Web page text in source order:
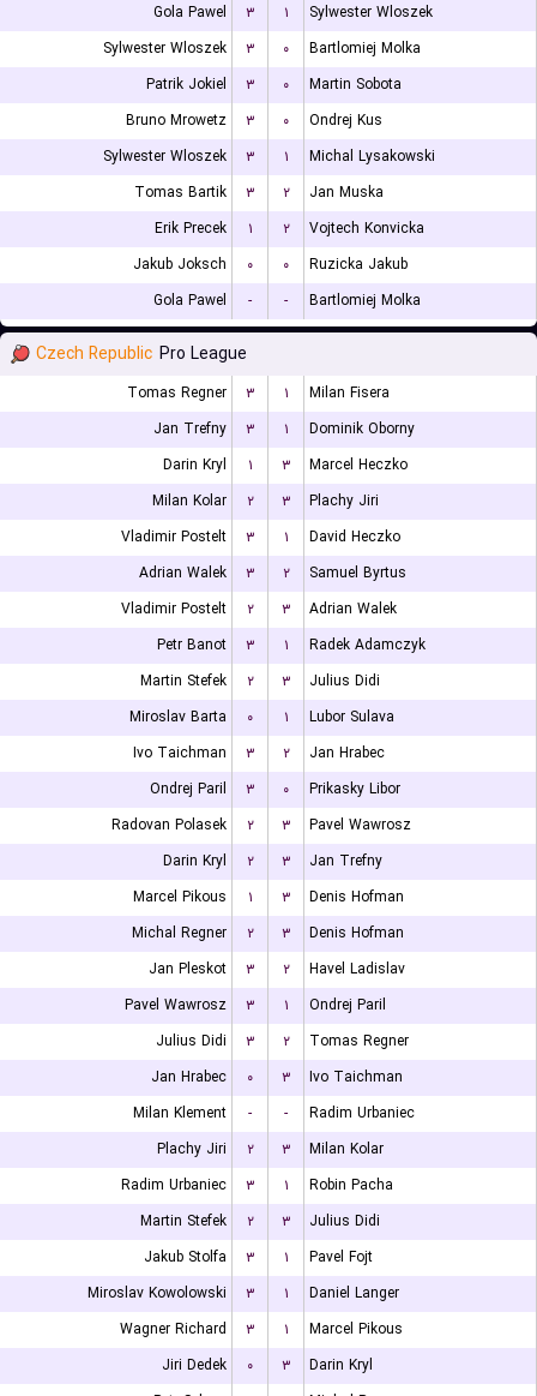
Gola Pawel
۳ ۱
Sylwester Wloszek
Sylwester Wloszek
۳ ۰
Bartlomiej Molka
Patrik Jokiel
۳ ۰
Martin Sobota
Bruno Mrowetz
۳ ۰
Ondrej Kus
Sylwester Wloszek
۳ ۱
Michal Lysakowski
Tomas Bartik
۳ ۲
Jan Muska
Erik Precek
۱ ۲
Vojtech Konvicka
Jakub Joksch
۰ ۰
Ruzicka Jakub
Gola Pawel
- - Bartlomiej Molka
Czech Republic Pro League
Tomas Regner ۳ ۱
Milan Fisera
Jan Trefny
۳ ۱
Dominik Oborny
Darin Kryl
۱ ۳
Marcel Heczko
Milan Kolar
۲ ۳
Plachy Jiri
Vladimir Postelt
۳ ۱
David Heczko
Adrian Walek
۳ ۲
Samuel Byrtus
Vladimir Postelt
۲ ۳
Adrian Walek
Petr Banot
۳ ۱
Radek Adamczyk
Martin Stefek
۲ ۳
Julius Didi
Miroslav Barta
۰ ۱
Lubor Sulava
Ivo Taichman
۳ ۲
Jan Hrabec
Ondrej Paril
۳ ۰
Prikasky Libor
Radovan Polasek
۲ ۳
Pavel Wawrosz
Darin Kryl
۲ ۳
Jan Trefny
Marcel Pikous
۱ ۳
Denis Hofman
Michal Regner
۲ ۳
Denis Hofman
Jan Pleskot
۳ ۲
Havel Ladislav
Pavel Wawrosz
۳ ۱
Ondrej Paril
Julius Didi
۳ ۲
Tomas Regner
Jan Hrabec
۰ ۳
Ivo Taichman
Milan Klement
- -
Radim Urbaniec
Plachy Jiri
۲ ۳
Milan Kolar
Radim Urbaniec
۳ ۱
Robin Pacha
Martin Stefek
۲ ۳
Julius Didi
Jakub Stolfa
۳ ۱
Pavel Fojt
Miroslav Kowolowski
۳ ۱
Daniel Langer
Wagner Richard
۳ ۱
Marcel Pikous
Jiri Dedek
۰ ۳
Darin Kryl